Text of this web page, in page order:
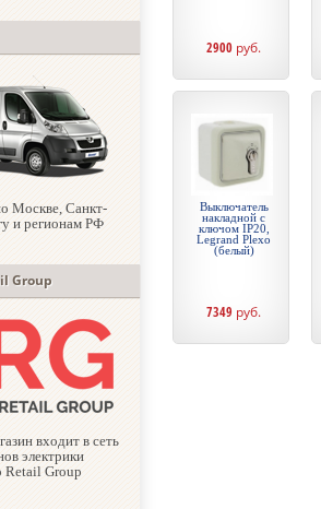
Москве, Санкт-
и регионам РФ
Group
входит в сеть
электрики
Retail Group
2900 руб.
Выключатель
накладной с
ключом IP20,
Legrand Plexo
(белый)
7349 руб.